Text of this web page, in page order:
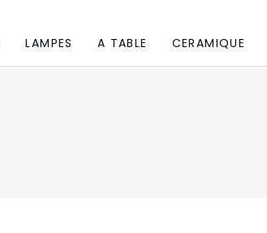
LAMPES A TABLE CERAMIQUE